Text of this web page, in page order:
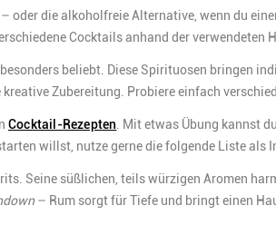
oder die alkoholfreie Alternative, wenn du
Cocktails anhand der
besonders beliebt . Diese Spirituosen bringen
Zubereitung. Probiere einfach
Cocktail-Rezepten . Mit etwas Übung kannst
willst, nutze gerne die folgende Liste als
Seine süßlichen, teils würzigen Aromen
– Rum sorgt für Tiefe und bringt einen